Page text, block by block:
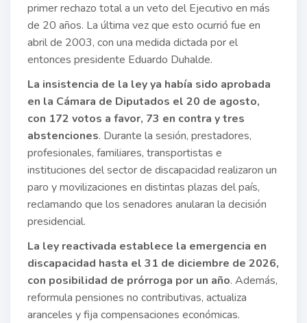
primer rechazo total a un veto del Ejecutivo en más
de 20 años. La última vez que esto ocurrió fue en
abril de 2003, con una medida dictada por el
entonces presidente Eduardo Duhalde.
La insistencia de la ley ya había sido aprobada
en la Cámara de Diputados el 20 de agosto,
con 172 votos a favor, 73 en contra y tres
abstenciones. Durante la sesión, prestadores,
profesionales, familiares, transportistas e
instituciones del sector de discapacidad realizaron un
paro y movilizaciones en distintas plazas del país,
reclamando que los senadores anularan la decisión
presidencial.
La ley reactivada establece la emergencia en
discapacidad hasta el 31 de diciembre de 2026,
con posibilidad de prórroga por un año. Además,
reformula pensiones no contributivas, actualiza
aranceles y fija compensaciones económicas.